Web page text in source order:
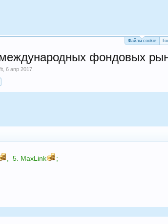
Файлы cookie
фондовых
,6 апр 2017
5. MaxLink
;